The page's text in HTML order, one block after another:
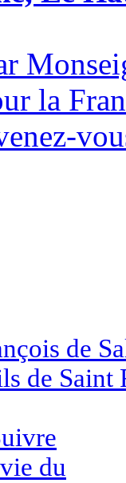
la
de
de Saint